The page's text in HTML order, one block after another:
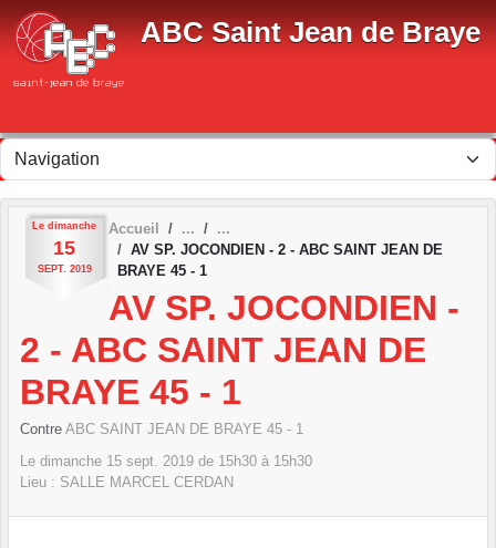
ABC Saint Jean de Braye
Le dimanche
15
SEPT. 2019
Accueil
AV SP. JOCONDIEN - 2 - ABC SAINT JEAN DE
BRAYE 45 - 1
AV SP. JOCONDIEN -
2 - ABC SAINT JEAN DE
BRAYE 45 - 1
Contre ABC SAINT JEAN DE BRAYE 45 - 1
Le dimanche 15 sept. 2019 de 15h30 à 15h30
Lieu : SALLE MARCEL CERDAN
Panneau de gestion des cookies